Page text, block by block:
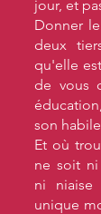
jour, et
Donner
deux
qu'elle
de vous
son
Et où
ne soit ni
ni
unique